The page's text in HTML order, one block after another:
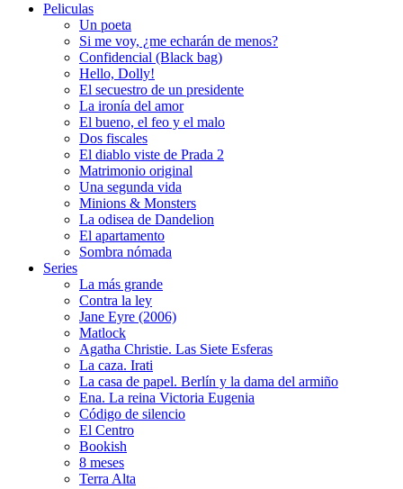
Peliculas
Un poeta
Si me voy, ¿me echarán de menos?
Confidencial (Black bag)
Hello, Dolly!
El secuestro de un presidente
La ironía del amor
El bueno, el feo y el malo
Dos fiscales
El diablo viste de Prada 2
Matrimonio original
Una segunda vida
Minions & Monsters
La odisea de Dandelion
El apartamento
Sombra nómada
Series
La más grande
Contra la ley
Jane Eyre (2006)
Matlock
Agatha Christie. Las Siete Esferas
La caza. Irati
La casa de papel. Berlín y la dama del armiño
Ena. La reina Victoria Eugenia
Código de silencio
El Centro
Bookish
8 meses
Terra Alta